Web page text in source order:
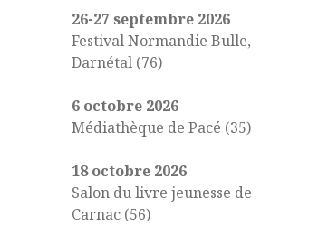
26-27 septembre 2026
Festival Normandie Bulle,
Darnétal (76)
6 octobre 2026
Médiathèque de Pacé (35)
18 octobre 2026
Salon du livre jeunesse de
Carnac (56)